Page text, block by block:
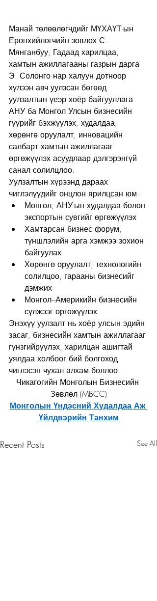
Манай төлөөлөгчдийг МҮХАҮТ-ын
Ерөнхийлөгчийн зөвлөх С.
Мянганбуу, Гадаад харилцаа,
хамтын ажиллагааны газрын дарга
Э. Солонго нар халуун дотноор
хүлээн авч уулзсан бөгөөд
уулзалтын үеэр хоёр байгууллага
АНУ ба Монгол Улсын бизнесийн
гүүрийг бэхжүүлэх, худалдаа,
хөрөнгө оруулалт, инновацийн
салбарт хамтын ажиллагааг
өргөжүүлэх асуудлаар дэлгэрэнгүй
санал солилцлоо.
Уулзалтын хүрээнд дараах
чиглэлүүдийг онцлон ярилцсан юм:
Монгол, АНУ-ын худалдаа болон
экспортын сувгийг өргөжүүлэх
Хамтарсан бизнес форум,
түншлэлийн арга хэмжээ зохион
байгуулах
Хөрөнгө оруулалт, технологийн
солилцоо, гарааны бизнесийг
дэмжих
Монгол–Америкийн бизнесийн
сүлжээг өргөжүүлэх
Энэхүү уулзалт нь хоёр улсын эдийн
засаг, бизнесийн хамтын ажиллагааг
гүнзгийрүүлэх, харилцан ашигтай
уялдаа холбоог бий болгоход
чиглэсэн чухал алхам боллоо.
Чикагогийн Монголын Бизнесийн
Зөвлөл (MBCC)
Монголын Үндэсний Худалдаа Аж
Үйлдвэрийн Танхим
Recent Posts See All